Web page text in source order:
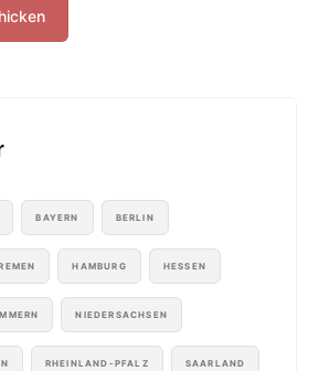
BAYERN BERLIN
HAMBURG HESSEN
NIEDERSACHSEN
RHEINLAND-PFALZ SAARLAND